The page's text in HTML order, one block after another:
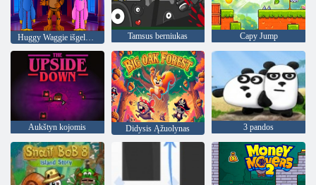
Tamsus berniukas Capy Jump
Aukštyn kojomis Didysis Ąžuolynas 3 pandos